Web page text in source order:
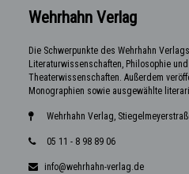
Wehrhahn Verlag
Die Schwerpunkte des Wehrhahn
Literaturwissenschaften, Philosophie
Theaterwissenschaften. Außerdem
Monographien sowie ausgewählte
Wehrhahn Verlag,
05 11 - 8 98 89 06
info@wehrhahn-verlag.de